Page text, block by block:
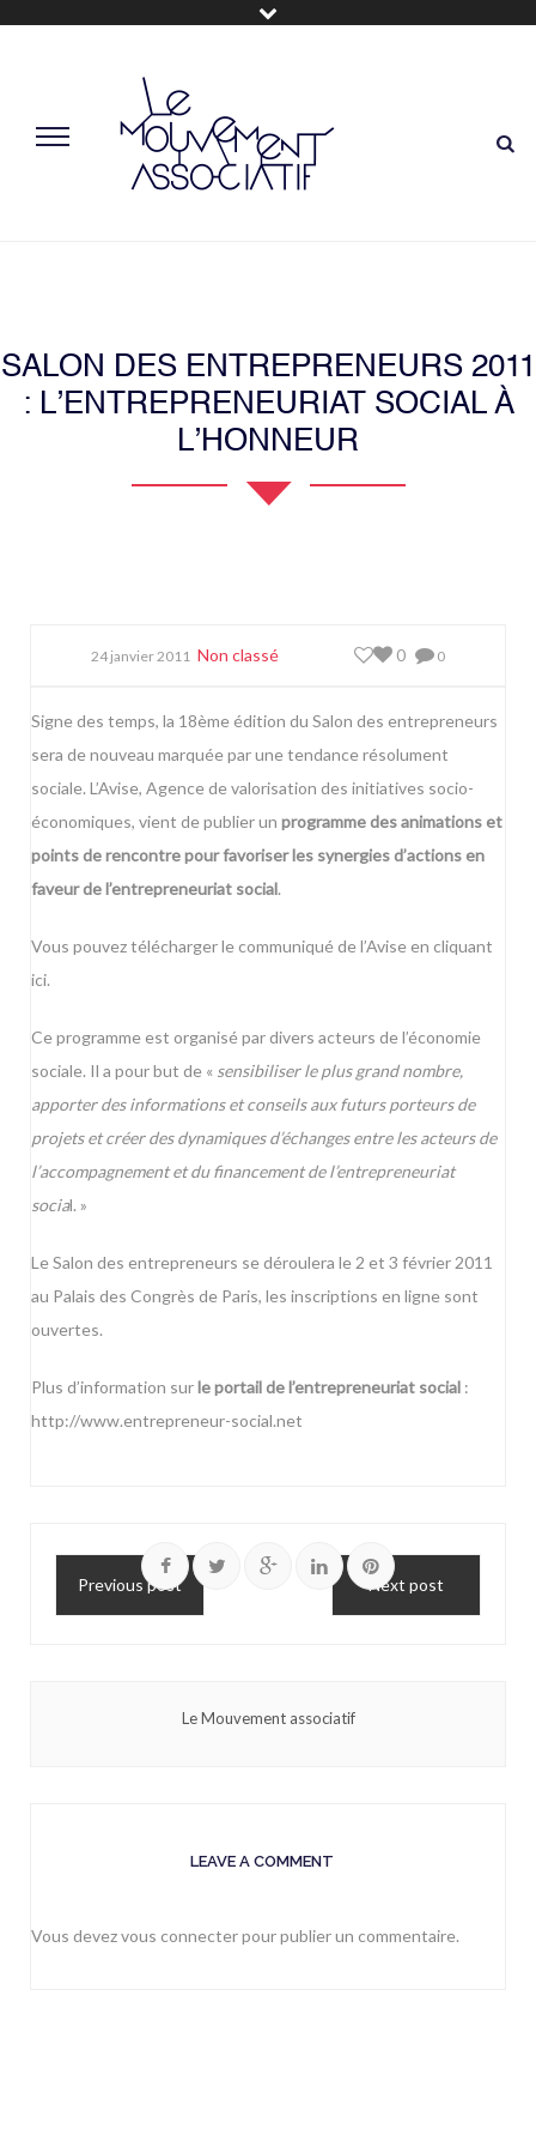
SALON DES ENTREPRENEURS 2011
: L’ENTREPRENEURIAT SOCIAL À
L’HONNEUR
24 janvier 2011 Non classé 0
0
Signe des temps, la 18ème édition du Salon des entrepreneurs
sera de nouveau marquée par une tendance résolument
sociale. L’Avise, Agence de valorisation des initiatives socio-
économiques, vient de publier un programme des animations et
points de rencontre pour favoriser les synergies d’actions en
faveur de l’entrepreneuriat social.
Vous pouvez télécharger le communiqué de l’Avise en cliquant
ici.
Ce programme est organisé par divers acteurs de l’économie
sociale. Il a pour but de « sensibiliser le plus grand nombre,
apporter des informations et conseils aux futurs porteurs de
projets et créer des dynamiques d’échanges entre les acteurs de
l’accompagnement et du financement de l’entrepreneuriat
social. »
Le Salon des entrepreneurs se déroulera le 2 et 3 février 2011
au Palais des Congrès de Paris, les inscriptions en ligne sont
ouvertes.
Plus d’information surle portail de l’entrepreneuriat social :
http://www.entrepreneur-social.net
Previous post Next post
Le Mouvement associatif
LEAVE A COMMENT
Vous devezvous connecterpour publier un commentaire.